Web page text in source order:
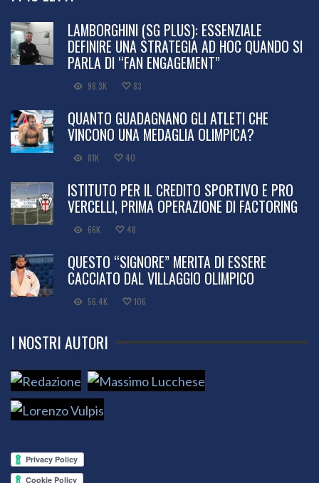
LAMBORGHINI (SG PLUS): ESSENZIALE
DEFINIRE UNA STRATEGIA AD HOC QUANDO SI
PARLA DI “FAN ENGAGEMENT”
98.3K 83
QUANTO GUADAGNANO GLI ATLETI CHE
VINCONO UNA MEDAGLIA OLIMPICA?
81K 40
ISTITUTO PER IL CREDITO SPORTIVO E PRO
VERCELLI, PRIMA OPERAZIONE DI FACTORING
66K 48
QUESTO “SIGNORE” MERITA DI ESSERE
CACCIATO DAL VILLAGGIO OLIMPICO
56.4K 106
I NOSTRI AUTORI